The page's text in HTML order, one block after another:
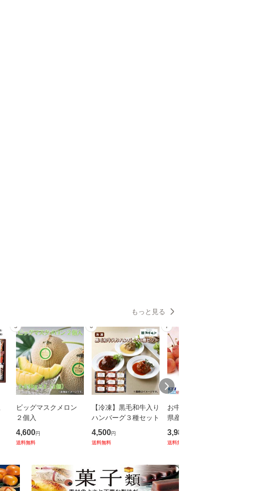
もっと見る
5
ビッグマスクメロン
２個入
4,600円
送料無料
6
【冷凍】黒毛和牛入り
ハンバーグ３種セット
4,500円
送料無料
7
お中元 【冷凍】山形
県産 さくらんぼ（佐
藤錦） 御中元 夏ギフ
ト ギフト 贈答 送料込
3,980
送料無料